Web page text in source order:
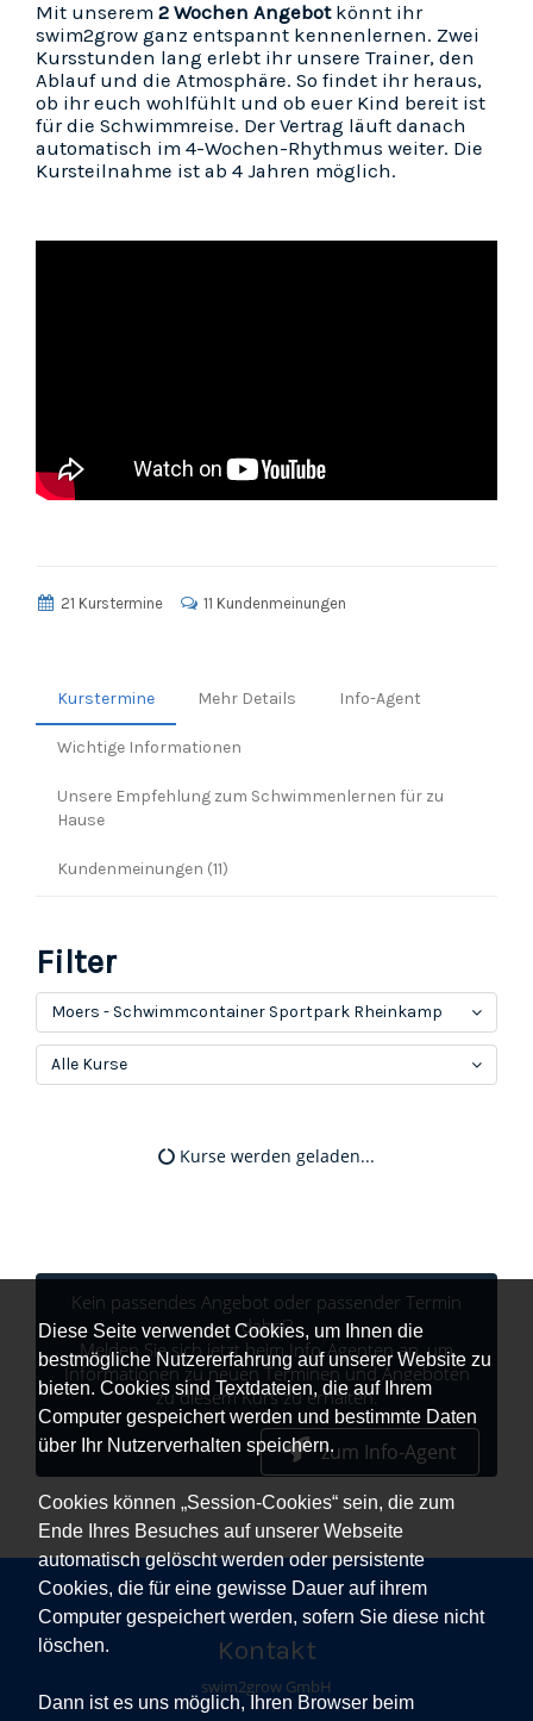
Diese Seite verwendet Cookies, um Ihnen die
bestmögliche Nutzererfahrung auf unserer Website zu
bieten. Cookies sind Textdateien, die auf Ihrem
Computer gespeichert werden und bestimmte Daten
über Ihr Nutzerverhalten speichern.
Cookies können „Session-Cookies“ sein, die zum
Ende Ihres Besuches auf unserer Webseite
automatisch gelöscht werden oder persistente
Cookies, die für eine gewisse Dauer auf ihrem
Computer gespeichert werden, sofern Sie diese nicht
löschen.
Dann ist es uns möglich, Ihren Browser beim
Mit unserem 2 Wochen Angebotkönnt ihr
swim2grow ganz entspannt kennenlernen. Zwei
Kursstunden lang erlebt ihr unsere Trainer, den
Ablauf und die Atmosphäre. So findet ihr heraus,
ob ihr euch wohlfühlt und ob euer Kind bereit ist
für die Schwimmreise. Der Vertrag läuft danach
automatisch im 4-Wochen-Rhythmus weiter. Die
Kursteilnahme ist ab 4 Jahren möglich.
21 Kurstermine 11 Kundenmeinungen
Kurstermine Mehr Details Info-Agent
Wichtige Informationen
Unsere Empfehlung zum Schwimmenlernen für zu
Hause
Kundenmeinungen (11)
Filter
Moers - Schwimmcontainer Sportpark Rheinkamp
Alle Kurse
Kurse werden geladen...
Kein passendes Angebot oder passender Termin
dabei?
Melden Sie sich jetzt beim Info-Agenten an, um
Informationen zu neuen Terminen und Angeboten
zu diesem Kurs zu erhalten.
zum Info-Agent
Kontakt
swim2grow GmbH